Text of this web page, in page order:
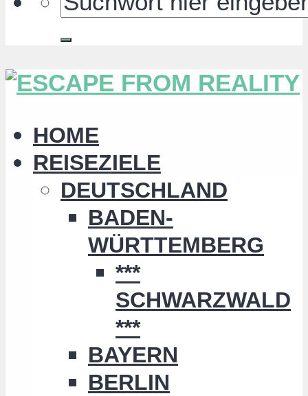
HOME
REISEZIELE
DEUTSCHLAND
BADEN-
WÜRTTEMBERG
***
SCHWARZWALD
***
BAYERN
BERLIN